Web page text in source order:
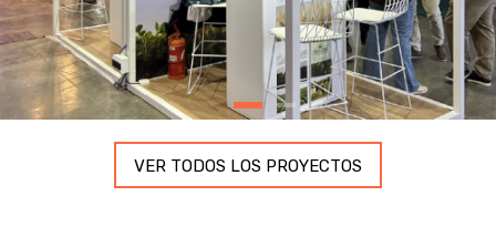
VER TODOS LOS PROYECTOS